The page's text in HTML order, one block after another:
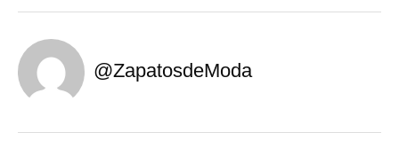
@ZapatosdeModa